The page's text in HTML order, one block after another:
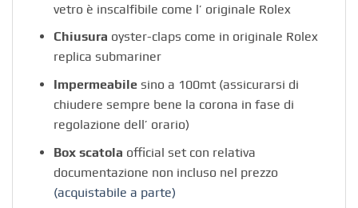
vetro è inscalfibile come l’ originale Rolex
Chiusura oyster-claps come in originale Rolex
replica submariner
Impermeabilesino a 100mt (assicurarsi di
chiudere sempre bene la corona in fase di
regolazione dell’ orario)
Box scatola official set con relativa
documentazione non incluso nel prezzo
(acquistabile a parte)